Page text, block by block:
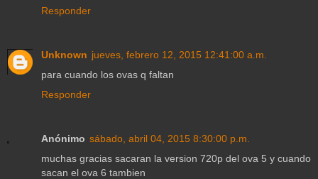
Responder
Unknown jueves, febrero 12, 2015 12:41:00 a.m.
para cuando los ovas q faltan
Responder
Anónimo sábado, abril 04, 2015 8:30:00 p.m.
muchas gracias sacaran la version 720p del ova 5 y cuando
sacan el ova 6 tambien